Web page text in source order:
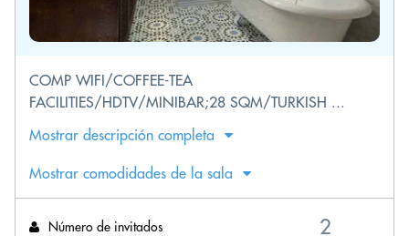
COMP WIFI/COFFEE-TEA
FACILITIES/HDTV/MINIBAR;28 SQM/TURKISH ...
Mostrar descripción completa
Mostrar comodidades de la sala
Número de invitados